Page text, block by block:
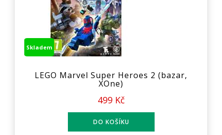
Skladem
LEGO Marvel Super Heroes 2 (bazar,
XOne)
499 Kč